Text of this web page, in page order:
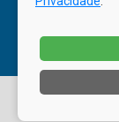
© Copyright